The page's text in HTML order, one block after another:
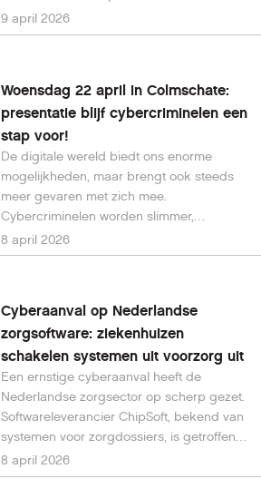
mail wordt gebruikers wijsgemaakt dat er
een vernieuwde versie van de Odido-app
verspreiden of gegevens te stelen.
9 april 2026
Woensdag 22 april in Colmschate:
presentatie blijf cybercriminelen een
stap voor!
De digitale wereld biedt ons enorme
mogelijkheden, maar brengt ook steeds
meer gevaren met zich mee.
Cybercriminelen worden slimmer,
technieken geavanceerder en
bedreigingen complexer. Hoe zorg je er
welkom bij onze inspirerende en
praktische bijeenkomst over digitale
veiligheid.
8 april 2026
Cyberaanval op Nederlandse
zorgsoftware: ziekenhuizen
schakelen systemen uit voorzorg uit
Een ernstige cyberaanval heeft de
Nederlandse zorgsector op scherp gezet.
Softwareleverancier ChipSoft, bekend van
systemen voor zorgdossiers, is getroffen
door ransomware. Als voorzorgsmaatregel
hebben meerdere ziekenhuizen hun
8 april 2026